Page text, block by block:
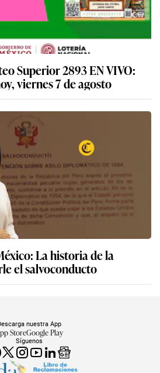
Superior 2893 EN VIVO:
viernes 7 de agosto
La historia de la
el salvoconducto
Síguenos
nuestra App
StoreGoogle Play